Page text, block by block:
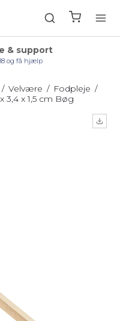
& support
og få hjælp
/ Velvære / Fodpleje /
3,4 x 1,5 cm Bøg